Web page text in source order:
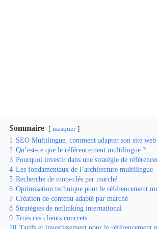
Sommaire masquer
1 SEO Multilingue, comment adapter son site
2 Qu’est-ce que le référencement multilingue ?
3 Pourquoi investir dans une stratégie de
4 Les fondamentaux de l’architecture multilingue
5 Recherche de mots-clés par marché
6 Optimisation technique pour le référencement
7 Création de contenu adapté par marché
8 Stratégies de netlinking international
9 Trois cas clients concrets